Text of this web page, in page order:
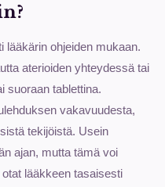
lääkärin ohjeiden mukaan.
aterioiden yhteydessä tai
suoraan tablettina.
vakavuudesta,
tekijöistä. Usein
ajan, mutta tämä voi
lääkkeen tasaisesti